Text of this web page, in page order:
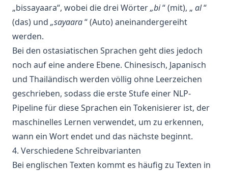
„bissayaara“, wobei die drei Wörter„bi“ (mit), „ al“
(das) und „sayaara“ (Auto) aneinandergereiht
werden.
Bei den ostasiatischen Sprachen geht dies jedoch
noch auf eine andere Ebene. Chinesisch, Japanisch
und Thailändisch werden völlig ohne Leerzeichen
geschrieben, sodass die erste Stufe einer NLP-
Pipeline für diese Sprachen ein Tokenisierer ist, der
maschinelles Lernen verwendet, um zu erkennen,
wann ein Wort endet und das nächste beginnt.
4. Verschiedene Schreibvarianten
Bei englischen Texten kommt es häufig zu Texten in